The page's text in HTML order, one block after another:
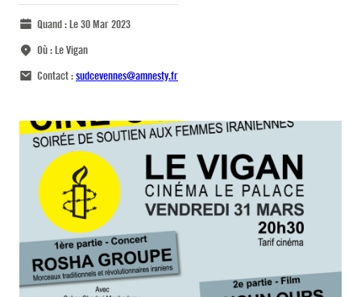
Quand :Le 30 Mar 2023
Où :Le Vigan
Contact :sudcevennes@amnesty.fr